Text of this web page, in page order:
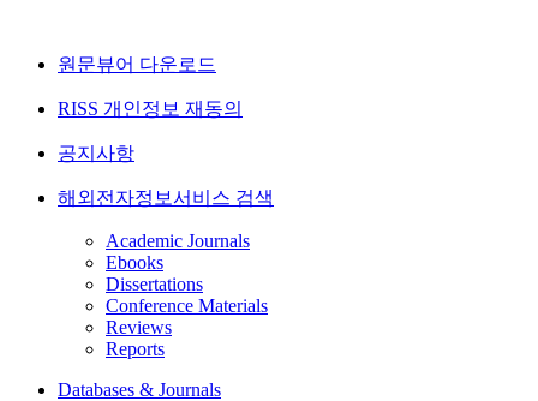
원문뷰어 다운로드
RISS 개인정보 재동의
공지사항
해외전자정보서비스 검색
Academic Journals
Ebooks
Dissertations
Conference Materials
Reviews
Reports
Databases & Journals